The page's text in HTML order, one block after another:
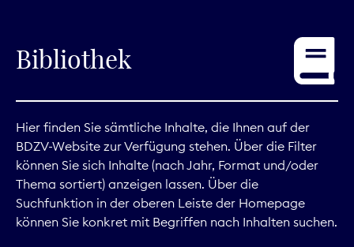
Service
Digitales
Kommunikation
Marktdaten
Bibliothek
Hier finden Sie sämtliche Inhalte, die Ihnen auf der
BDZV-Website zur Verfügung stehen. Über die Filter
können Sie sich Inhalte (nach Jahr, Format und/oder
Thema sortiert) anzeigen lassen. Über die
Suchfunktion in der oberen Leiste der Homepage
können Sie konkret mit Begriffen nach Inhalten suchen.